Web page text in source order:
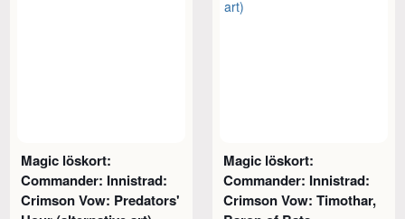
Magic löskort:
Commander: Innistrad:
Crimson Vow: Predators'
Magic löskort:
Commander: Innistrad:
Crimson Vow: Timothar,